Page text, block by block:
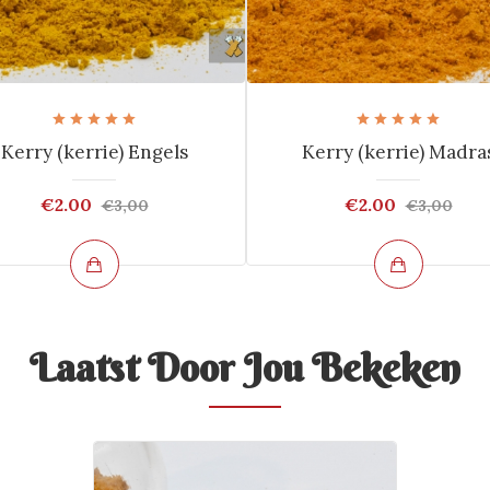
Kerry (kerrie) Engels
€2.00 €3,00
Kerry (kerrie)
€2.00 €3,00
Laatst Door Jou Bekeken